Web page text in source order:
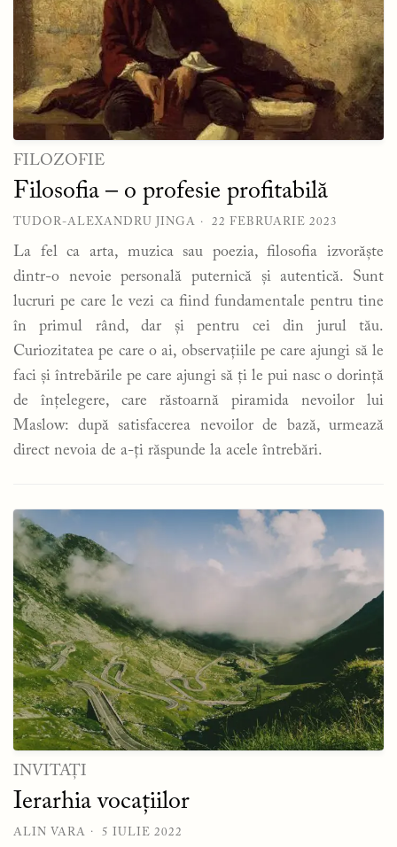
FILOZOFIE
Filosofia – o profesie profitabilă
TUDOR-ALEXANDRU JINGA 22 FEBRUARIE 2023
La fel ca arta, muzica sau poezia, filosofia izvorăște
dintr-o nevoie personală puternică și autentică. Sunt
lucruri pe care le vezi ca fiind fundamentale pentru tine
în primul rând, dar și pentru cei din jurul tău.
Curiozitatea pe care o ai, observațiile pe care ajungi să le
faci și întrebările pe care ajungi să ți le pui nasc o dorință
de înțelegere, care răstoarnă piramida nevoilor lui
Maslow: după satisfacerea nevoilor de bază, urmează
direct nevoia de a-ți răspunde la acele întrebări.
INVITAȚI
Ierarhia vocațiilor
ALIN VARA 5 IULIE 2022